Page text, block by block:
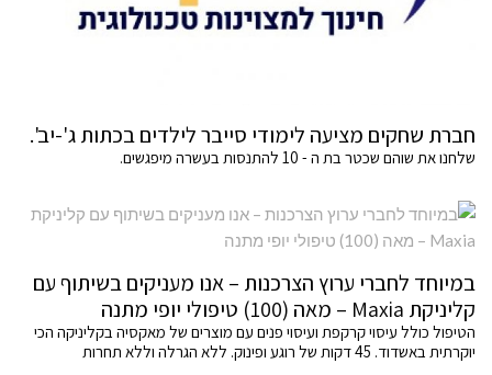
חברת שחקים מציעה לימודי סייבר לילדים בכתות ג'-יב'.
שלחנו את שוהם שכטר בת ה - 10 להתנסות בעשרה מיפגשים.
במיוחד לחברי ערוץ הצרכנות – אנו מעניקים בשיתוף עם
קליניקת Maxia – מאה (100) טיפולי יופי מתנה
הטיפול כולל עיסוי קרקפת ועיסוי פנים עם מוצרים של מאקסיה בקליניקה הכי
יוקרתית באשדוד. 45 דקות של רוגע ופינוק. ללא הגרלה וללא תחרות